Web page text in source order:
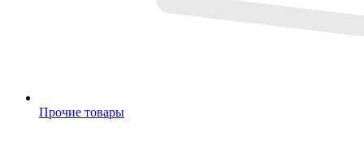
Прочие товары